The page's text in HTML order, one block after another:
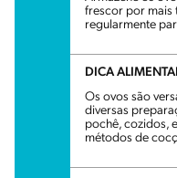
frescor por mais
regularmente
DICA
Os ovos são
diversas
pochê, cozidos,
métodos de